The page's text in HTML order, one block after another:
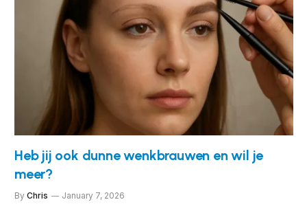
Heb jij ook dunne wenkbrauwen en wil je
meer?
By Chris January 7, 2026